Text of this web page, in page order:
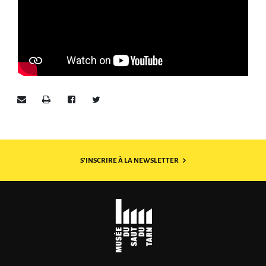
Envoyer par e-mail
ImprimerPartager sur Facebook
S'INSCRIRE À LA NEWSLETTER